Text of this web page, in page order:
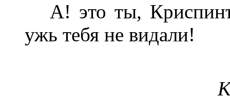
А! это ты,
ужь тебя не видали!